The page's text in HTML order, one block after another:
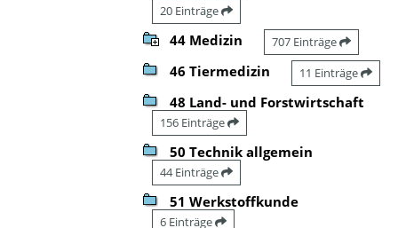
20 Einträge
44 Medizin 707 Einträge
46 Tiermedizin 11 Einträge
48 Land- und Forstwirtschaft
156 Einträge
50 Technik allgemein
44 Einträge
51 Werkstoffkunde
6 Einträge